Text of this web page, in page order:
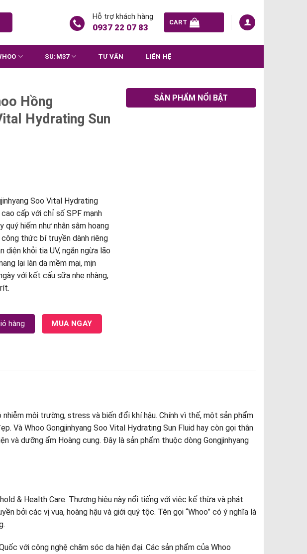
Hỗ trợ khách hàng
0937 22 07 83 CART
SU:M37 TƯ VẤN LIÊN HỆ
Hồng
Hydrating Sun
Soo Vital Hydrating
cấp với chỉ số SPF mạnh
hiếm như nhân sâm hoang
thức bí truyền dành riêng
diện khỏi tia UV, ngăn ngừa lão
lại làn da mềm mại, mịn
với kết cấu sữa nhẹ nhàng,
Soo Vital Hydrating Sun Fluid quantity
hàng MUA NGAY
SẢN PHẨM NỔI BẬT
môi trường, stress và biến đổi khí hậu. Chính vì thế, một sản phẩm
Và Whoo Gongjinhyang Soo Vital Hydrating Sun Fluid hay còn gọi thân
và dưỡng ẩm Hoàng cung. Đây là sản phẩm thuộc dòng Gongjinhyang
& Health Care. Thương hiệu này nổi tiếng với việc kế thừa và phát
bởi các vị vua, hoàng hậu và giới quý tộc. Tên gọi “Whoo” có ý nghĩa là
với công nghệ chăm sóc da hiện đại. Các sản phẩm của Whoo